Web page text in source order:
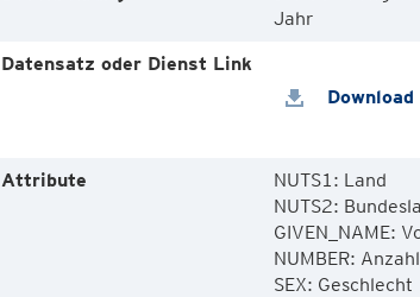
Jahr
Datensatz oder Dienst Link
Attribute
NUTS1: Land
NUTS2:
GIVEN_NAME:
NUMBER: Anzahl
SEX: